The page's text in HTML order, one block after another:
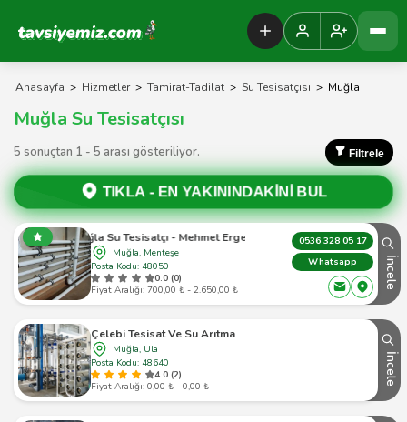
Tavsiyemiz Anasayfa
Anasayfa > Hizmetler > Tamirat-Tadilat > Su Tesisatçısı > Muğla
Muğla Su Tesisatçısı
5 sonuçtan 1 - 5 arası gösteriliyor. Filtrele
TIKLA - EN YAKININDAKİNİ BUL
Muğla Su Tesisatçı - Mehmet Ergenoğlu
Muğla, Menteşe
Posta Kodu: 48050
0.0 (0)
Fiyat Aralığı: 700,00 ₺ - 2.650,00 ₺
0536 328 05 17
Whatsapp
İncele
Çelebi Tesisat Ve Su Arıtma
Muğla, Ula
Posta Kodu: 48640
4.0 (2)
Fiyat Aralığı: 0,00 ₺ - 0,00 ₺
İncele